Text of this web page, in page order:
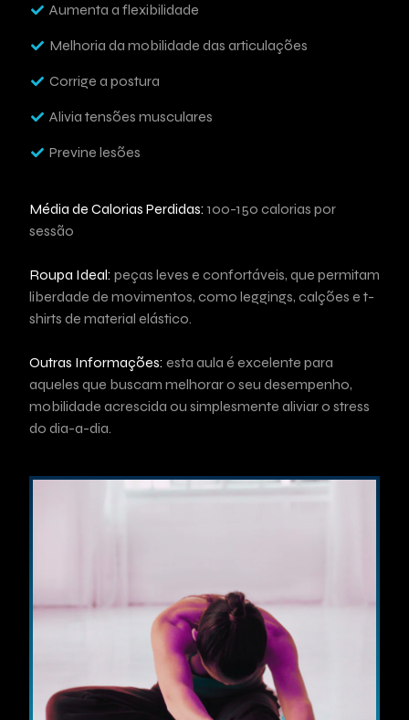
Aumenta a flexibilidade
Melhoria da mobilidade das articulações
Corrige a postura
Alivia tensões musculares
Previne lesões
Média de Calorias Perdidas: 100-150 calorias por
sessão
Roupa Ideal: peças leves e confortáveis, que permitam
liberdade de movimentos, como leggings, calções e t-
shirts de material elástico.
Outras Informações: esta aula é excelente para
aqueles que buscam melhorar o seu desempenho,
mobilidade acrescida ou simplesmente aliviar o stress
do dia-a-dia.